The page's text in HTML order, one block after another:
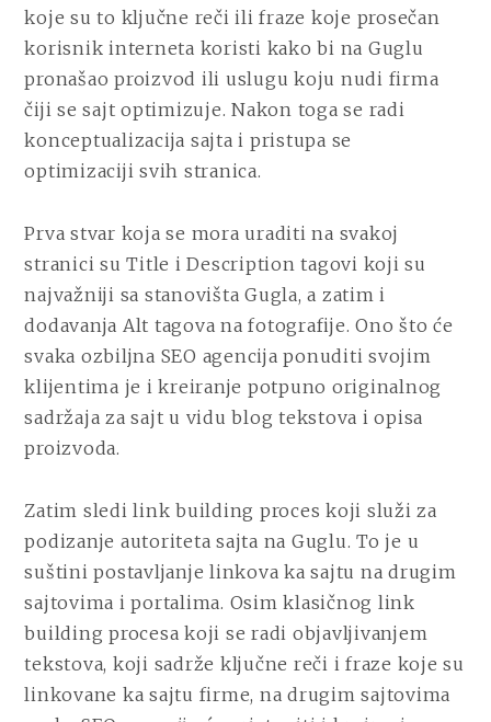
koje su to ključne reči ili fraze koje prosečan
korisnik interneta koristi kako bi na Guglu
pronašao proizvod ili uslugu koju nudi firma
čiji se sajt optimizuje. Nakon toga se radi
konceptualizacija sajta i pristupa se
optimizaciji svih stranica.
Prva stvar koja se mora uraditi na svakoj
stranici su Title i Description tagovi koji su
najvažniji sa stanovišta Gugla, a zatim i
dodavanja Alt tagova na fotografije. Ono što će
svaka ozbiljna SEO agencija ponuditi svojim
klijentima je i kreiranje potpuno originalnog
sadržaja za sajt u vidu blog tekstova i opisa
proizvoda.
Zatim sledi link building proces koji služi za
podizanje autoriteta sajta na Guglu. To je u
suštini postavljanje linkova ka sajtu na drugim
sajtovima i portalima. Osim klasičnog link
building procesa koji se radi objavljivanjem
tekstova, koji sadrže ključne reči i fraze koje su
linkovane ka sajtu firme, na drugim sajtovima